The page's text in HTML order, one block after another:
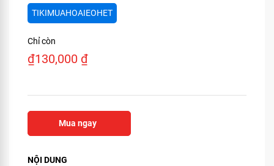
TIKIMUAHOAIEOHET
Chỉ còn
₫130,000 ₫
Mua ngay
NỘI DUNG